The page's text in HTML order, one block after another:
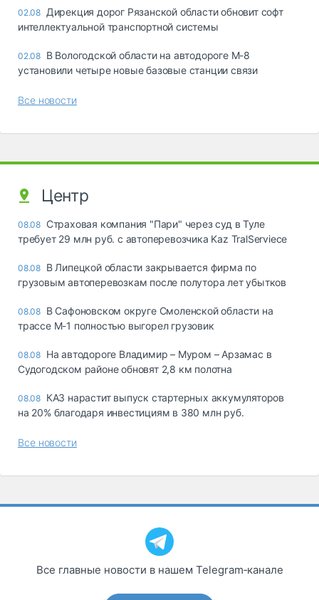
02.08 Дирекция дорог Рязанской области обновит софт
интеллектуальной транспортной системы
02.08 В Вологодской области на автодороге М-8
установили четыре новые базовые станции связи
Все новости
Центр
08.08 Страховая компания "Пари" через суд в Туле
требует 29 млн руб. с автоперевозчика Kaz TralServiece
08.08 В Липецкой области закрывается фирма по
грузовым автоперевозкам после полутора лет убытков
08.08 В Сафоновском округе Смоленской области на
трассе М-1 полностью выгорел грузовик
08.08 На автодороге Владимир – Муром – Арзамас в
Судогодском районе обновят 2,8 км полотна
08.08 КАЗ нарастит выпуск стартерных аккумуляторов
на 20% благодаря инвестициям в 380 млн руб.
Все новости
Все главные новости в нашем Telegram‑канале